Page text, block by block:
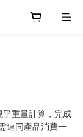
重量計算，完成
連同產品消費一